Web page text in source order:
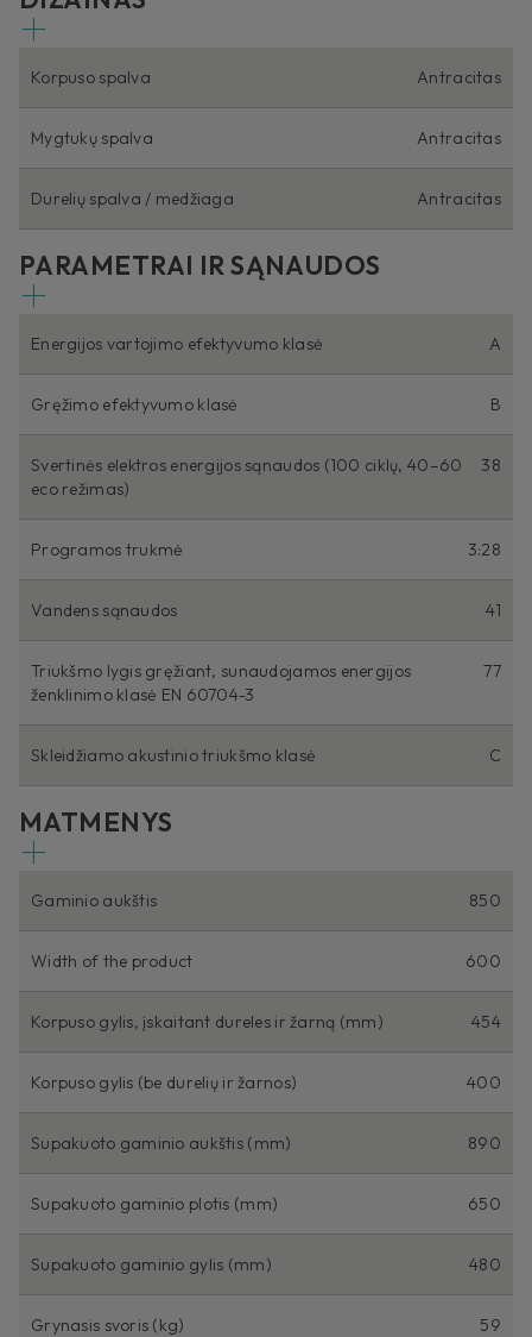
Korpuso spalva Antracitas
Mygtukų spalva Antracitas
Durelių spalva / medžiaga Antracitas
PARAMETRAI IR SĄNAUDOS
Energijos vartojimo efektyvumo klasė A
Gręžimo efektyvumo klasė B
Svertinės elektros energijos sąnaudos (100 ciklų, 40–60
eco režimas)
38
Programos trukmė 3:28
Vandens sąnaudos 41
Triukšmo lygis gręžiant, sunaudojamos energijos
ženklinimo klasė EN 60704-3
77
Skleidžiamo akustinio triukšmo klasė C
MATMENYS
Gaminio aukštis 850
Width of the product 600
Korpuso gylis, įskaitant dureles ir žarną (mm) 454
Korpuso gylis (be durelių ir žarnos) 400
Supakuoto gaminio aukštis (mm) 890
Supakuoto gaminio plotis (mm) 650
Supakuoto gaminio gylis (mm) 480
Grynasis svoris (kg) 59